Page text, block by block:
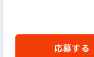
「応募フォーム
応募する